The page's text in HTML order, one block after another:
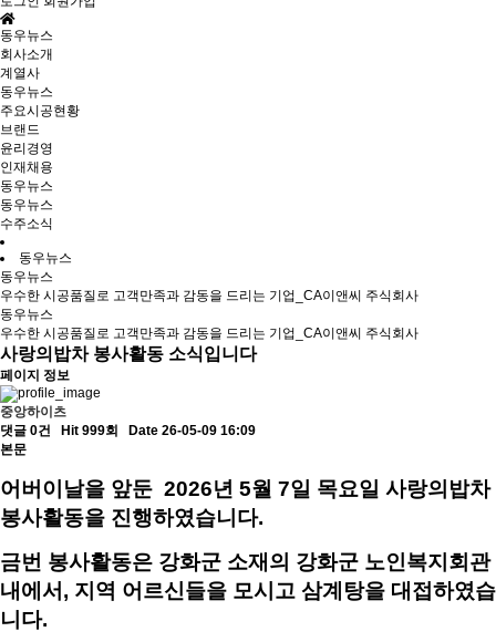
동우뉴스
회사소개
계열사
동우뉴스
주요시공현황
브랜드
윤리경영
인재채용
동우뉴스
동우뉴스
수주소식
동우뉴스
동우뉴스
우수한 시공품질로 고객만족과 감동을 드리는 기업_CA이앤씨 주식회사
동우뉴스
우수한 시공품질로 고객만족과 감동을 드리는 기업_CA이앤씨 주식회사
사랑의밥차 봉사활동 소식입니다
페이지 정보
중앙하이츠
댓글 0건
Hit 999회
Date 26-05-09 16:09
본문
어버이날을 앞둔 2026년 5월 7일 목요일 사랑의밥차
봉사활동을 진행하였습니다.
금번 봉사활동은 강화군 소재의 강화군 노인복지회관
내에서, 지역 어르신들을 모시고 삼계탕을 대접하였습
니다.